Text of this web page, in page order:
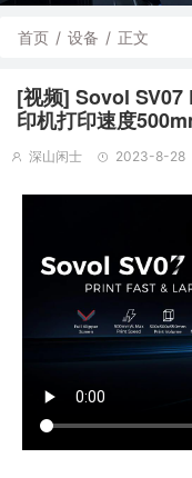
首页 / 设备 / 正文
[视频] Sovol
印机打印速度
深山闲士 2023-8-28